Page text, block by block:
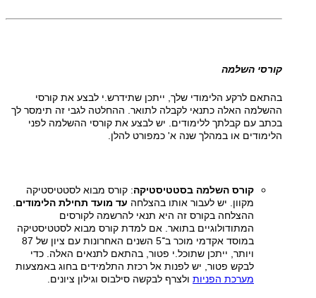
קורסי השלמה
בהתאם לרקע הלימודי שלך, ייתכן שתידרש.י לבצע את קורסי
ההשלמה האלה כתנאי לקבלה לתואר. ההחלטה לגבי זה תימסר לך
בכתב עם קבלתך ללימודים. יש לבצע את קורסי ההשלמה לפני
הלימודים או במהלך שנה א' כמפורט להלן.
קורס השלמה בסטטיסטיקה: קורס מבוא לסטטיסטיקה
מקוון. יש לעבור אותו בהצלחה עד מועד תחילת הלימודים
ההצלחה בקורס זה היא תנאי להרשמה לקורסים
המתודולוגיים בתואר. אם למדת קורס מבוא לסטטיסטיקה
במוסד אקדמי מוכר ב־5 השנים האחרונות עם ציון של 87
ויותר, ייתכן שתוכל.י פטור, בהתאם לתנאים האלה. כדי
לבקש פטור, יש לפנות אל רכזת התלמידים בחוג באמצעות
מערכת הפניות ולצרף לבקשה סילבוס וגילון ציונים.